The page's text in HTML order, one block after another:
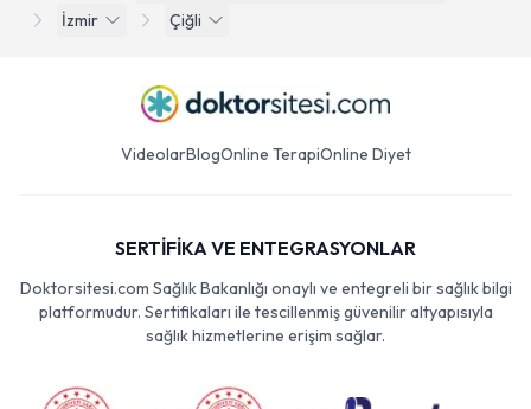
İzmir
Çiğli
VideolarBlogOnline TerapiOnline Diyet
SERTİFİKA VE ENTEGRASYONLAR
Doktorsitesi.com Sağlık Bakanlığı onaylı ve entegreli bir sağlık bilgi
platformudur. Sertifikaları ile tescillenmiş güvenilir altyapısıyla
sağlık hizmetlerine erişim sağlar.